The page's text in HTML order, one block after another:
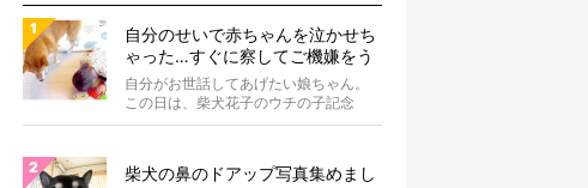
自分のせいで赤ちゃんを泣かせち
ゃった…すぐに察してご機嫌をう
かがう柴犬の優しさが泣ける【動
画】
自分がお世話してあげたい娘ちゃん。
この日は、柴犬花子のウチの子記念
日。ということで、オーナーさんはご
柴犬の鼻のドアップ写真集めまし